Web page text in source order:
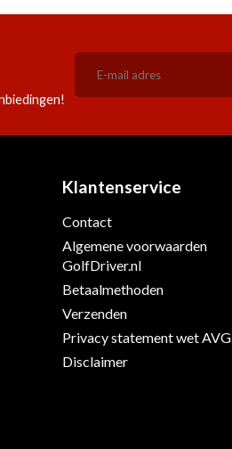
Klantenservice
Contact
Algemene voorwaarden
GolfDriver.nl
Betaalmethoden
Verzenden
Privacy statement wet AVG
Disclaimer